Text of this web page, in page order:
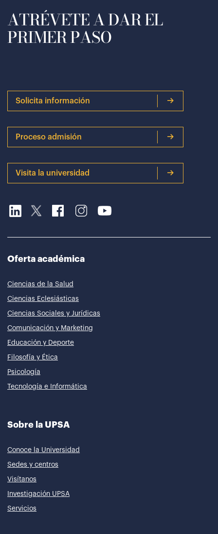
ATRÉVETE A DAR EL
PRIMER PASO
Solicita información
Proceso admisión
Visita la universidad
Oferta académica
Ciencias de la Salud
Ciencias Eclesiásticas
Ciencias Sociales y Jurídicas
Comunicación y Marketing
Educación y Deporte
Filosofía y Ética
Psicología
Tecnología e Informática
Sobre la UPSA
Conoce la Universidad
Sedes y centros
Visítanos
Investigación UPSA
Servicios